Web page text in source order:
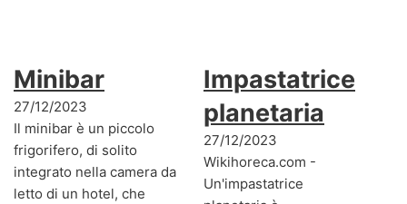
Minibar
27/12/2023
Il minibar è un piccolo
frigorifero, di solito
integrato nella camera da
letto di un hotel, che
Impastatrice
planetaria
27/12/2023
Wikihoreca.com -
Un'impastatrice